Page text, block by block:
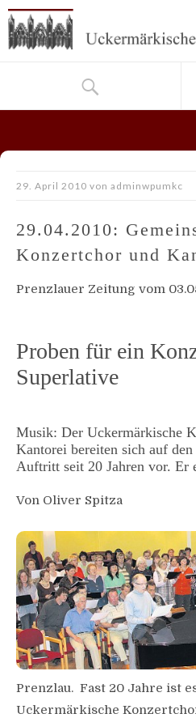
29. April 2010 von adminwpumkc
29.04.2010:
Konzertchor und
Prenzlauer Zeitung vom
Proben für ein
Superlative
Musik: Der Uckermärkische
Kantorei bereiten sich auf den
Auftritt seit 20 Jahren vor. Er
Von Oliver Spitza
Prenzlau. Fast 20 Jahre ist
Uckermärkische